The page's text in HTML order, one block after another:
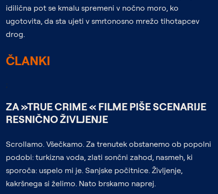
idilična pot se kmalu spremeni v nočno moro, ko
ugotovita, da sta ujeti v smrtonosno mrežo tihotapcev
drog.
ČLANKI
;
ZA »TRUE CRIME « FILME PIŠE SCENARIJE
RESNIČNO ŽIVLJENJE
Scrollamo. Všečkamo. Za trenutek obstanemo ob popolni
podobi: turkizna voda, zlati sončni zahod, nasmeh, ki
sporoča: uspelo mi je. Sanjske počitnice. Življenje,
kakršnega si želimo. Nato brskamo naprej.